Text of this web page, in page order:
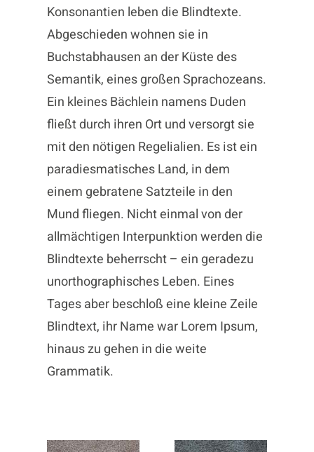
Konsonantien leben die Blindtexte.
Abgeschieden wohnen sie in
Buchstabhausen an der Küste des
Semantik, eines großen Sprachozeans.
Ein kleines Bächlein namens Duden
fließt durch ihren Ort und versorgt sie
mit den nötigen Regelialien. Es ist ein
paradiesmatisches Land, in dem
einem gebratene Satzteile in den
Mund fliegen. Nicht einmal von der
allmächtigen Interpunktion werden die
Blindtexte beherrscht – ein geradezu
unorthographisches Leben. Eines
Tages aber beschloß eine kleine Zeile
Blindtext, ihr Name war Lorem Ipsum,
hinaus zu gehen in die weite
Grammatik.